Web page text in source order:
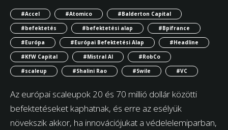
#Accel #Atomico
#Balderton Capital
#befektetés
#befektetési alap
#Bpifrance
#Európa
#Európai Befektetési Alap
#Headline
#KfW Capital
#Mistral AI
#RobCo
#scaleup
#Shalini Rao #Swile #VC
Az európai scaleupok 20 és 70 millió dollár közötti
befektetéseket kaphatnak, és erre az esélyük
növekszik akkor, ha innovációjukat a védelelemiparban,